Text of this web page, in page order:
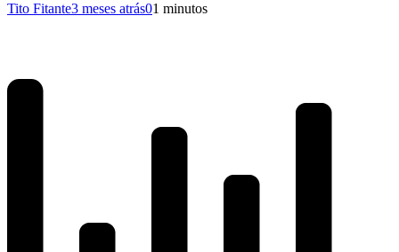
Tito Fitante3 meses atrás01 minutos